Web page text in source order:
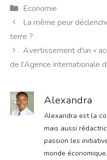
Catégories
Economie
La même peur
terre ?
Avertissement d'un «
de l'Agence internationale
Alexandra
Alexandra est la
mais aussi
passion les
monde